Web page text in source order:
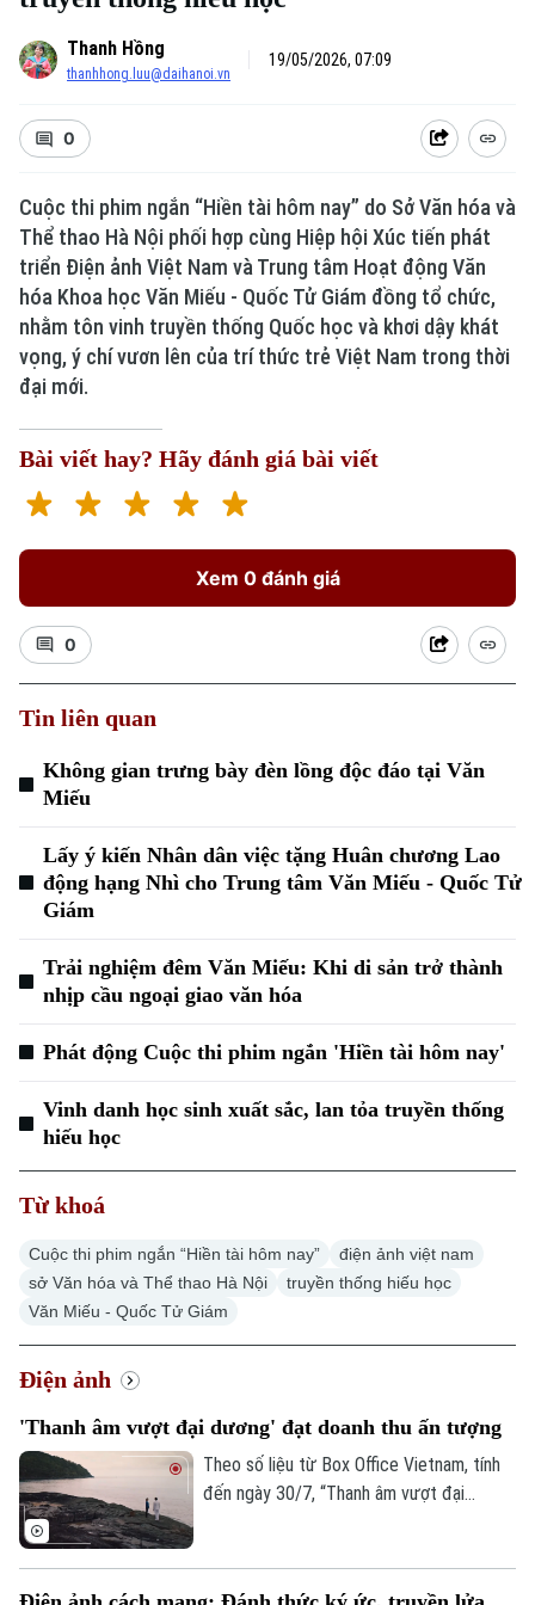
Hà Nội
Chính trị
Xã hội
An ninh trật tự
Hà Nội
Nhịp sống Hà Nội
Người Hà Nội
Khoảnh khắc Hà Nội
Ẩm thực
Thế giới
Tin tức
Hồ sơ
Người Việt 4 phương
Kinh tế
Tin tức
Tài chính Ngân hàng
Doanh nghiệp
Nhà đất
Đầu tư
Căn hộ
Tàu và Xe
Ô tô
Tàu
Xe máy
Giáo dục
Tin tức
Văn hóa
Thanh Hồng
thanhhong.luu@daihanoi.vn
19/05/2026, 07:09
0
Cuộc thi phim ngắn “Hiền tài hôm nay” do Sở Văn hóa và
Thể thao Hà Nội phối hợp cùng Hiệp hội Xúc tiến phát
triển Điện ảnh Việt Nam và Trung tâm Hoạt động Văn
hóa Khoa học Văn Miếu - Quốc Tử Giám đồng tổ chức,
nhằm tôn vinh truyền thống Quốc học và khơi dậy khát
vọng, ý chí vươn lên của trí thức trẻ Việt Nam trong thời
đại mới.
Bài viết hay? Hãy đánh giá bài viết
Xem 0 đánh giá
0
Tin liên quan
Không gian trưng bày đèn lồng độc đáo tại Văn
Miếu
Lấy ý kiến Nhân dân việc tặng Huân chương Lao
động hạng Nhì cho Trung tâm Văn Miếu - Quốc Tử
Giám
Trải nghiệm đêm Văn Miếu: Khi di sản trở thành
nhịp cầu ngoại giao văn hóa
Phát động Cuộc thi phim ngắn 'Hiền tài hôm nay'
Vinh danh học sinh xuất sắc, lan tỏa truyền thống
hiếu học
Từ khoá
Cuộc thi phim ngắn “Hiền tài hôm nay”
điện ảnh việt nam
sở Văn hóa và Thể thao Hà Nội
truyền thống hiếu học
Văn Miếu - Quốc Tử Giám
Điện ảnh
'Thanh âm vượt đại dương' đạt doanh thu ấn tượng
Theo số liệu từ Box Office Vietnam, tính
đến ngày 30/7, “Thanh âm vượt đại